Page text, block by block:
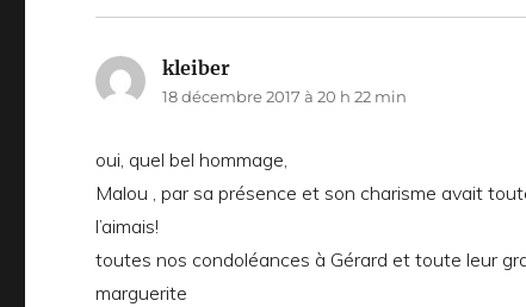
kleiber
18 décembre 2017 à 20 h 22 min
oui, quel bel hommage,
Malou , par sa présence et son charisme avait
l’aimais!
toutes nos condoléances à Gérard et toute leur
marguerite